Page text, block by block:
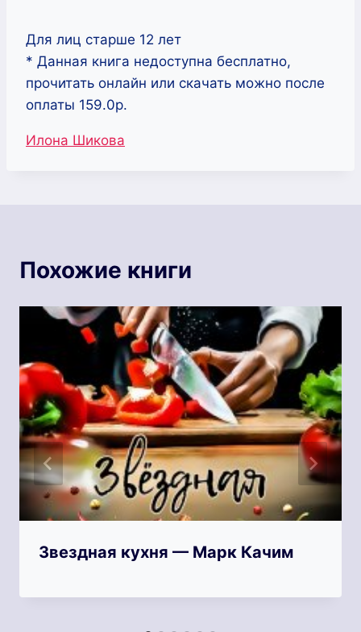
Для лиц старше 12 лет
* Данная книга недоступна бесплатно,
прочитать онлайн или скачать можно после
оплаты 159.0р.
Метки
Илона Шикова
Похожие книги
Звездная кухня — Марк Качим